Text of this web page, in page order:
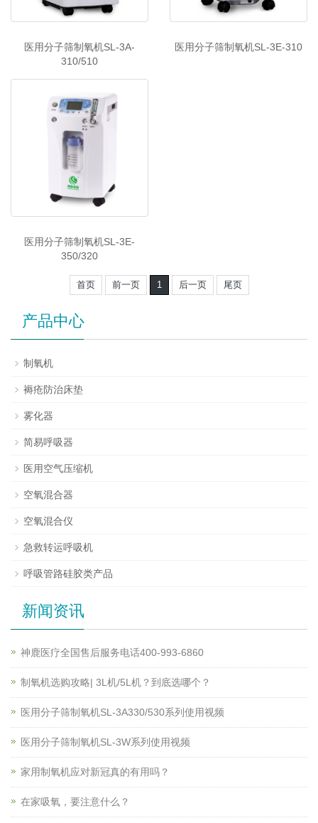
医用分子筛制氧机SL-3A-
310/510
医用分子筛制氧机SL-3E-310
医用分子筛制氧机SL-3E-
350/320
首页 前一页 1 后一页 尾页
产品中心
制氧机
褥疮防治床垫
雾化器
简易呼吸器
医用空气压缩机
空氧混合器
空氧混合仪
急救转运呼吸机
呼吸管路硅胶类产品
新闻资讯
神鹿医疗全国售后服务电话400-993-6860
制氧机选购攻略| 3L机/5L机？到底选哪个？
医用分子筛制氧机SL-3A330/530系列使用视频
医用分子筛制氧机SL-3W系列使用视频
家用制氧机应对新冠真的有用吗？
在家吸氧，要注意什么？